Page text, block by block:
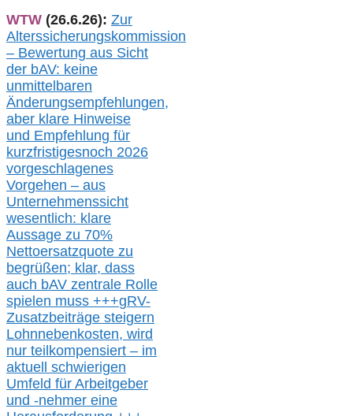
WTW (26.6.26): Zur
Alterssicherungskommission
– Bewertung aus Sicht
der bAV: keine
unmittelbaren
Änderungsempfehlungen,
aber klare Hinweise
und Empfehlung für
kurzfristigesnoch 2026
vorgeschlagenes
Vorgehen – aus
Unternehmenssicht
wesentlich: klare
Aussage zu 70%
Nettoersatzquote zu
begrüßen; klar, dass
auch bAV zentrale Rolle
spielen muss +++gRV-
Zusatzbeiträge steigern
Lohnnebenkosten, wird
nur teilkompensiert – im
aktuell schwierigen
Umfeld für Arbeitgeber
und -nehmer eine